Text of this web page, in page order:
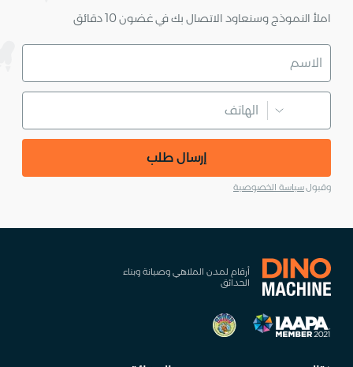
املأ النموذج وسنعاود الاتصال بك في غضون 10 دقائق
إرسال طلب
وقبولسياسة الخصوصية
أرقام لمدن الملاهي وصيانة وبناء
الحدائق